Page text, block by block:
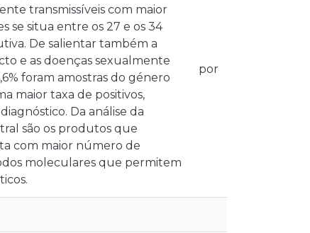
transmissíveis com maior
se situa entre os 27 e os 34
De salientar também a
e as doenças sexualmente
foram amostras do género
maior taxa de positivos,
Da análise da
são os produtos que
com maior número de
moleculares que permitem
por